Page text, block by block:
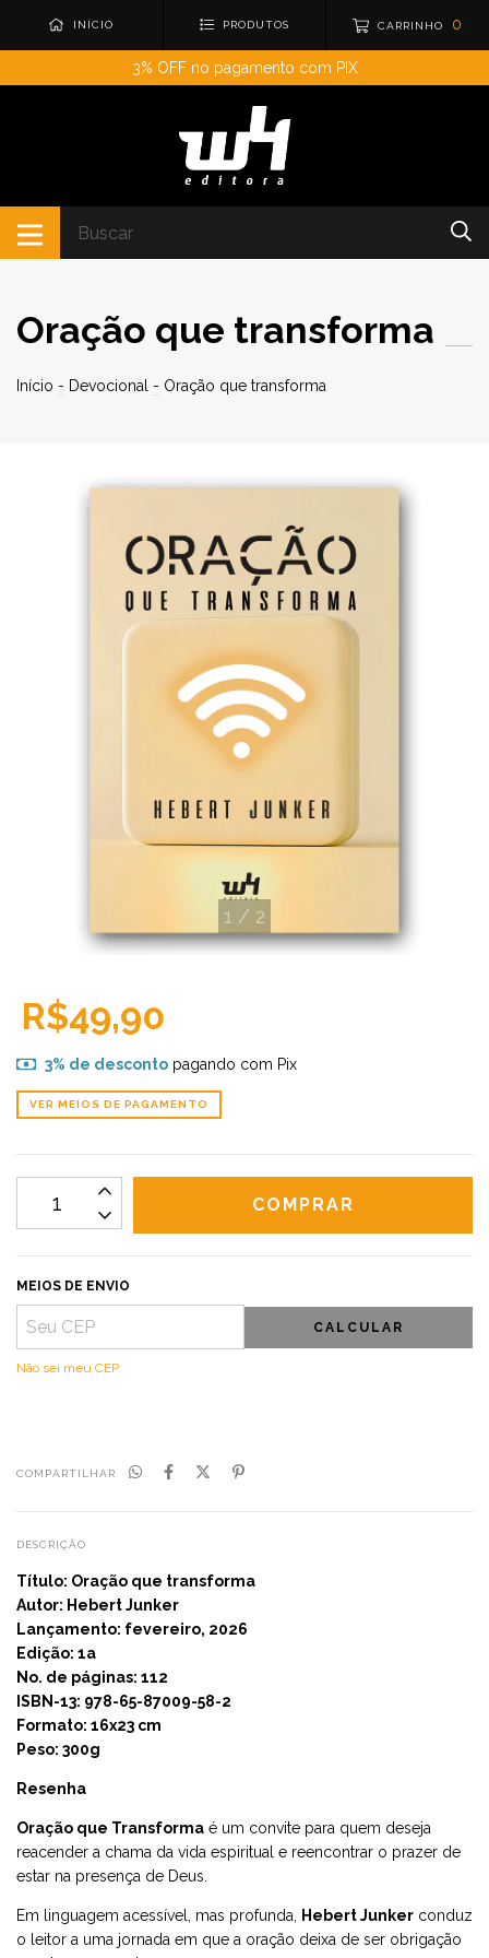
INÍCIO PRODUTOS CARRINHO 0
3% OFF no pagamento com PIX
Oração que transforma
Início - Devocional - Oração que transforma
1 / 2
R$49,90
3% de descontopagando com Pix
VER MEIOS DE PAGAMENTO
MEIOS DE ENVIO
CALCULAR
Não sei meu CEP
COMPARTILHAR
DESCRIÇÃO
Título: Oração que transforma
Autor: Hebert Junker
Lançamento: fevereiro, 2026
Edição: 1a
No. de páginas: 112
ISBN-13: 978-65-87009-58-2
Formato: 16x23 cm
Peso: 300g
Resenha
Oração que Transforma é um convite para quem deseja
reacender a chama da vida espiritual e reencontrar o prazer de
estar na presença de Deus.
Em linguagem acessível, mas profunda, Hebert Junker conduz
o leitor a uma jornada em que a oração deixa de ser obrigação